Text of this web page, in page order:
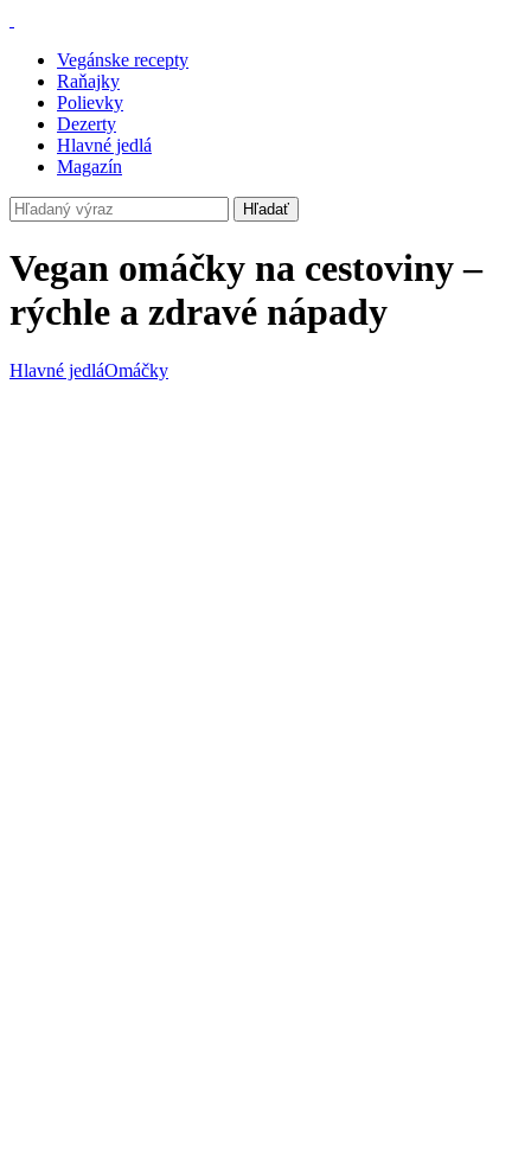
Vegánske recepty
Raňajky
Polievky
Dezerty
Hlavné jedlá
Magazín
Hľadať
Vegan omáčky na cestoviny –
rýchle a zdravé nápady
Hlavné jedláOmáčky